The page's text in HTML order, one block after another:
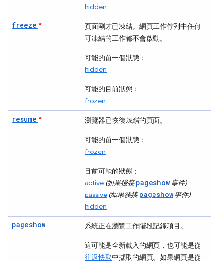
hidden
freeze *
頁面剛才已凍結。網頁工作佇列中任何
可凍結的工作都不會啟動。
可能的前一個狀態：
hidden
可能的目前狀態：
frozen
resume * 瀏覽器已恢復凍結的頁面。
可能的前一個狀態：
frozen
目前可能的狀態：
active (如果後接pageshow 事件)
passive (如果後接pageshow 事件)
hidden
pageshow 系統正在瀏覽工作階段記錄項目。
這可能是全新載入的網頁，也可能是從
往返快取中擷取的網頁。如果網頁是從